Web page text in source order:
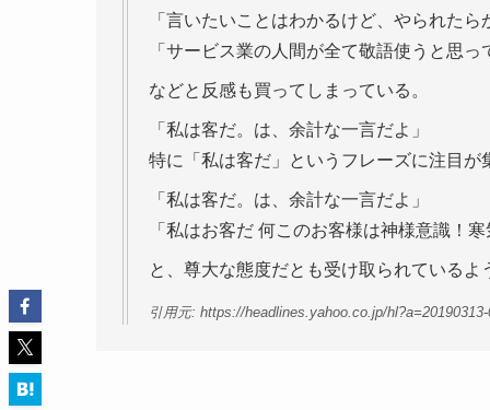
「言いたいことはわかるけど、やられた
「サービス業の人間が全て敬語使うと思
などと反感も買ってしまっている。
「私は客だ。は、余計な一言だよ」
特に「私は客だ」というフレーズに注目が
「私は客だ。は、余計な一言だよ」
「私はお客だ 何このお客様は神様意識！
と、尊大な態度だとも受け取られているよ
引用元: https://headlines.yahoo.co.jp/